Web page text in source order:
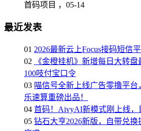
首码项目 ， 05-14
最近发表
01 2026最新云上Focus接码短信
02
《金橙挂机》新增每日大转
100吱付宝口令
03 喵信号全新上线广告零撸平
乐速算重磅出品！
04 首码！AivyAI新模式刚上线，
05 钻石大亨2026新版，自带兑